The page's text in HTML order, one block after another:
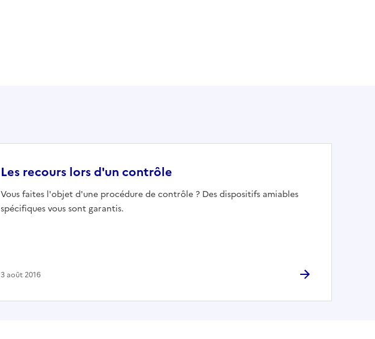
Les recours lors d'un contrôle
Vous faites l'objet d'une procédure de contrôle ? Des dispositifs amiables
spécifiques vous sont garantis.
3 août 2016